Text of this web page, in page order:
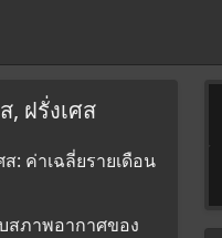
, ฝรั่งเศส
: ค่าเฉลี่ยรายเดือน
สภาพอากาศของ